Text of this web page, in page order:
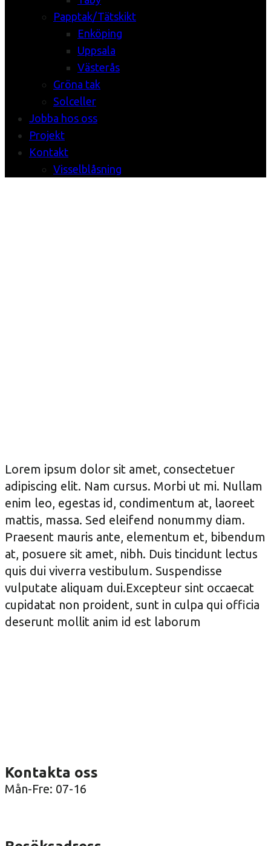
Papptak/Tätskikt
Enköping
Uppsala
Västerås
Gröna tak
Solceller
Jobba hos oss
Projekt
Kontakt
Visselblåsning
Lorem ipsum dolor sit amet, consectetuer
adipiscing elit. Nam cursus. Morbi ut mi. Nullam
enim leo, egestas id, condimentum at, laoreet
mattis, massa. Sed eleifend nonummy diam.
Praesent mauris ante, elementum et, bibendum
at, posuere sit amet, nibh. Duis tincidunt lectus
quis dui viverra vestibulum. Suspendisse
vulputate aliquam dui.Excepteur sint occaecat
cupidatat non proident, sunt in culpa qui officia
deserunt mollit anim id est laborum
Kontakta oss
Mån-Fre: 07-16